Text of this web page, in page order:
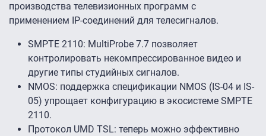
производства телевизионных программ с
применением IP-соединений для телесигналов.
SMPTE 2110: MultiProbe 7.7 позволяет
контролировать некомпрессированное видео и
другие типы студийных сигналов.
NMOS: поддержка спецификации NMOS (IS-04 и IS-
05) упрощает конфигурацию в экосистеме SMPTE
2110.
Протокол UMD TSL: теперь можно эффективно